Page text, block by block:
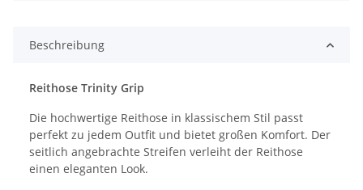
Beschreibung
Reithose Trinity Grip
Die hochwertige Reithose in klassischem Stil passt
perfekt zu jedem Outfit und bietet großen Komfort. Der
seitlich angebrachte Streifen verleiht der Reithose
einen eleganten Look.